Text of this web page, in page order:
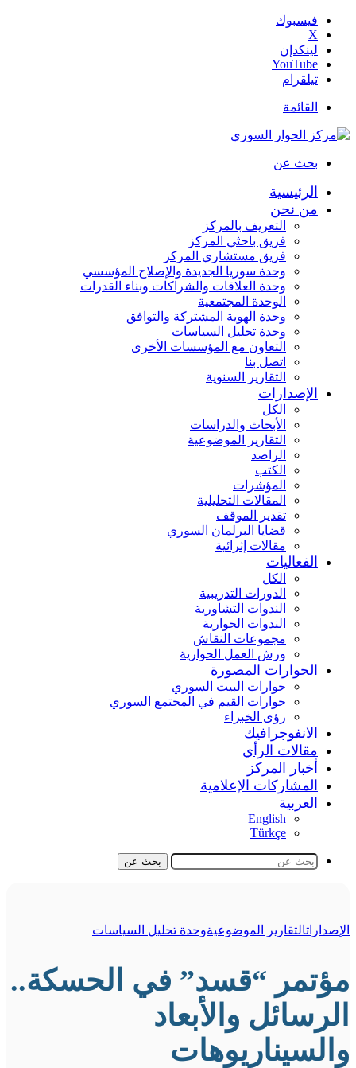
فيسبوك
‫X
لينكدإن
‫YouTube
تيلقرام
القائمة
بحث عن
الرئيسية
من نحن
التعريف بالمركز
فريق باحثي المركز
فريق مستشاري المركز
وحدة سوريا الجديدة والإصلاح المؤسسي
وحدة العلاقات والشراكات وبناء القدرات
الوحدة المجتمعية
وحدة الهوية المشتركة والتوافق
وحدة تحليل السياسات
التعاون مع المؤسسات الأخرى
اتصل بنا
التقارير السنوية
الإصدارات
الكل
الأبحاث والدراسات
التقارير الموضوعية
الراصد
الكتب
المؤشرات
المقالات التحليلية
تقدير الموقف
قضايا البرلمان السوري
مقالات إثرائية
الفعاليات
الكل
الدورات التدريبية
الندوات التشاورية
الندوات الحوارية
مجموعات النقاش
ورش العمل الحوارية
الحوارات المصورة
حوارات البيت السوري
حوارات القيم في المجتمع السوري
رؤى الخبراء
الانفوجرافيك
مقالات الرأي
أخبار المركز
المشاركات الإعلامية
العربية
English
Türkçe
بحث عن
الإصداراتالتقارير الموضوعيةوحدة تحليل السياسات
مؤتمر “قسد” في الحسكة..
الرسائل والأبعاد
والسيناريوهات